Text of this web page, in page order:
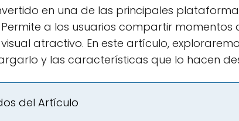
en una de las principales
a los usuarios compartir
atractivo. En este artículo,
y las características que lo hacen
del Artículo